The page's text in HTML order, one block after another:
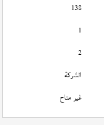
138
1
2
الشركة
غير متاح